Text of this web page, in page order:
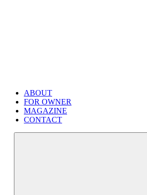
ABOUT
FOR OWNER
MAGAZINE
CONTACT